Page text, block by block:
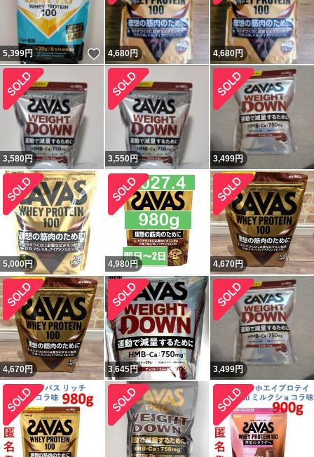
5,399円 いいね！
4,680円 4,680円
3,580円 3,550円 3,499円
5,000円 4,980円 4,670円
4,670円 3,645円 3,499円